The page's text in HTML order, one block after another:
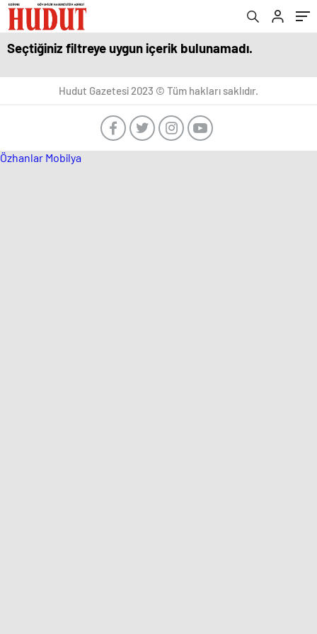
Seçtiğiniz filtreye uygun içerik bulunamadı.
Hudut Gazetesi 2023 © Tüm hakları saklıdır.
Özhanlar Mobilya